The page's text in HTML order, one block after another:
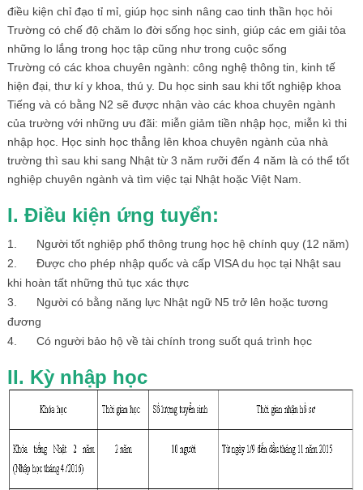
điều kiện chỉ đạo tỉ mỉ, giúp học sinh nâng cao tinh thần học hỏi
Trường có chế độ chăm lo đời sống học sinh, giúp các em giải tỏa
những lo lắng trong học tập cũng như trong cuộc sống
Trường có các khoa chuyên ngành: công nghệ thông tin, kinh tế
hiện đại, thư kí y khoa, thú y. Du học sinh sau khi tốt nghiệp khoa
Tiếng và có bằng N2 sẽ được nhận vào các khoa chuyên ngành
của trường với những ưu đãi: miễn giảm tiền nhập học, miễn kì thi
nhập học. Học sinh học thẳng lên khoa chuyên ngành của nhà
trường thì sau khi sang Nhật từ 3 năm rưỡi đến 4 năm là có thể tốt
nghiệp chuyên ngành và tìm việc tại Nhật hoặc Việt Nam.
I. Điều kiện ứng tuyển:
1. Người tốt nghiệp phổ thông trung học hệ chính quy (12 năm)
2. Được cho phép nhập quốc và cấp VISA du học tại Nhật sau
khi hoàn tất những thủ tục xác thực
3. Người có bằng năng lực Nhật ngữ N5 trở lên hoặc tương
đương
4. Có người bảo hộ về tài chính trong suốt quá trình học
II. Kỳ nhập học